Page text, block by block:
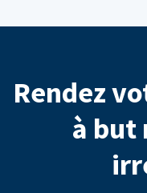
Rendez
à but